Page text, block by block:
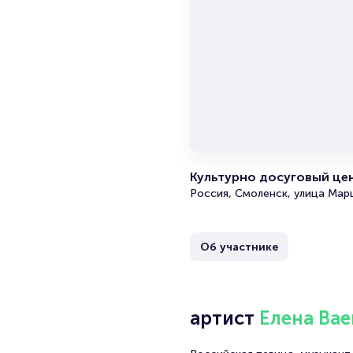
Культурно досуговый
Россия, Смоленск, улица
Об участнике
артист Елена